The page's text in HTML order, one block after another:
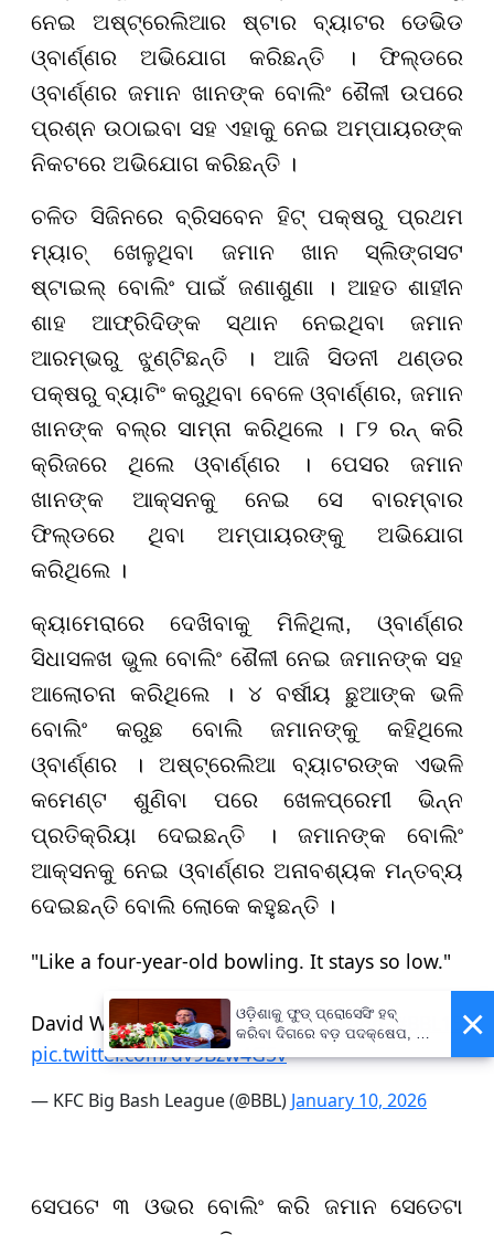
ନେଇ ଅଷ୍ଟ୍ରେଲିଆର ଷ୍ଟାର ବ୍ୟାଟର ଡେଭିଡ
ଓ୍ବାର୍ଣ୍ଣର ଅଭିଯୋଗ କରିଛନ୍ତି । ଫିଲ୍ଡରେ
ଓ୍ବାର୍ଣ୍ଣର ଜମାନ ଖାନଙ୍କ ବୋଲିଂ ଶୈଳୀ ଉପରେ
ପ୍ରଶ୍ନ ଉଠାଇବା ସହ ଏହାକୁ ନେଇ ଅମ୍ପାୟରଙ୍କ
ନିକଟରେ ଅଭିଯୋଗ କରିଛନ୍ତି ।
ଚଳିତ ସିଜିନରେ ବ୍ରିସବେନ ହିଟ୍ ପକ୍ଷରୁ ପ୍ରଥମ
ମ୍ୟାଚ୍ ଖେଳୁଥିବା ଜମାନ ଖାନ ସ୍ଲିଙ୍ଗସଟ
ଷ୍ଟାଇଲ୍ ବୋଲିଂ ପାଇଁ ଜଣାଶୁଣା । ଆହତ ଶାହୀନ
ଶାହ ଆଫ୍ରିଦିଙ୍କ ସ୍ଥାନ ନେଇଥିବା ଜମାନ
ଆରମ୍ଭରୁ ଝୁଣ୍ଟିଛନ୍ତି । ଆଜି ସିଡନୀ ଥଣ୍ଡର
ପକ୍ଷରୁ ବ୍ୟାଟିଂ କରୁଥିବା ବେଳେ ଓ୍ବାର୍ଣ୍ଣର, ଜମାନ
ଖାନଙ୍କ ବଲ୍ର ସାମ୍ନା କରିଥିଲେ । ୮୨ ରନ୍ କରି
କ୍ରିଜରେ ଥିଲେ ଓ୍ବାର୍ଣ୍ଣର । ପେସର ଜମାନ
ଖାନଙ୍କ ଆକ୍ସନକୁ ନେଇ ସେ ବାରମ୍ବାର
ଫିଲ୍ଡରେ ଥିବା ଅମ୍ପାୟରଙ୍କୁ ଅଭିଯୋଗ
କରିଥିଲେ ।
କ୍ୟାମେରାରେ ଦେଖିବାକୁ ମିଳିଥିଲା, ଓ୍ବାର୍ଣ୍ଣର
ସିଧାସଳଖ ଭୁଲ ବୋଲିଂ ଶୈଳୀ ନେଇ ଜମାନଙ୍କ ସହ
ଆଲୋଚନା କରିଥିଲେ । ୪ ବର୍ଷୀୟ ଛୁଆଙ୍କ ଭଳି
ବୋଲିଂ କରୁଛ ବୋଲି ଜମାନଙ୍କୁ କହିଥିଲେ
ଓ୍ବାର୍ଣ୍ଣର । ଅଷ୍ଟ୍ରେଲିଆ ବ୍ୟାଟରଙ୍କ ଏଭଳି
କମେଣ୍ଟ ଶୁଣିବା ପରେ ଖେଳପ୍ରେମୀ ଭିନ୍ନ
ପ୍ରତିକ୍ରିୟା ଦେଇଛନ୍ତି । ଜମାନଙ୍କ ବୋଲିଂ
ଆକ୍ସନକୁ ନେଇ ଓ୍ବାର୍ଣ୍ଣର ଅନାବଶ୍ୟକ ମନ୍ତବ୍ୟ
ଦେଇଛନ୍ତି ବୋଲି ଲୋକେ କହୁଛନ୍ତି ।
"Like a four-year-old bowling. It stays so low."
David Warner on Zaman Khan's action.#BBL15
pic.twitter.com/dv9Bzw4G5v
— KFC Big Bash League (@BBL) January 10, 2026
ସେପଟେ ୩ ଓଭର ବୋଲିଂ କରି ଜମାନ ସେତେଟା
×
ଓଡ଼ିଶାକୁ ଫୁଡ୍ ପ୍ରୋସେସିଂ ହବ୍
କରିବା ଦିଗରେ ବଡ଼ ପଦକ୍ଷେପ, ୪୨